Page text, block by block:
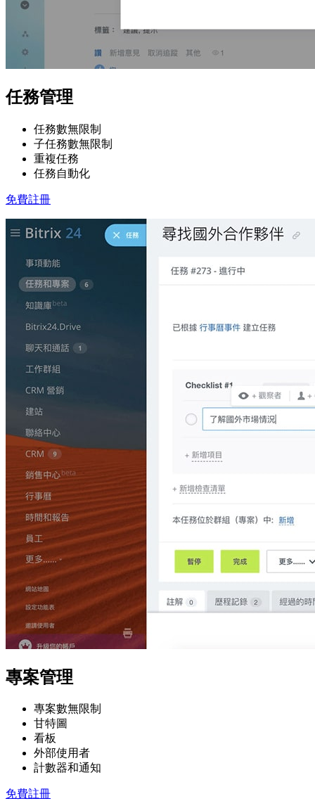
任務管理
任務數無限制
子任務數無限制
重複任務
任務自動化
免費註冊
專案管理
專案數無限制
甘特圖
看板
外部使用者
計數器和通知
免費註冊